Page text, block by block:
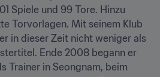
Spiele und 99 Tore. Hinzu
Torvorlagen. Mit seinem Klub
in dieser Zeit nicht weniger als
Ende 2008 begann er
Trainer in Seongnam, beim